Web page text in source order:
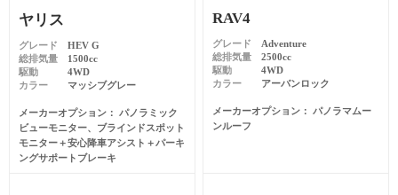
ヤリス
グレード
HEV G
総排気量
1500cc
駆動
4WD
カラー
マッシブグレー
メーカーオプション
パノラミック
ビューモニター、ブラインドスポット
モニター＋安心降車アシスト＋パーキ
ングサポートブレーキ
RAV4
グレード
Adventure
総排気量
2500cc
駆動
4WD
カラー
アーバンロック
メーカーオプション
パノラマムー
ンルーフ